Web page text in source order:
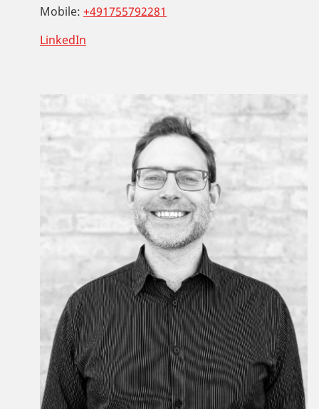
Mobile: +491755792281
LinkedIn